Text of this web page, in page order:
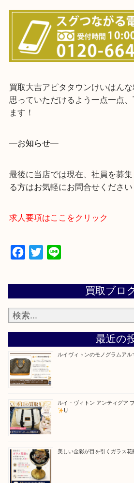
買取大吉アピタタウンけいは
ます！
—お知らせ—
最後に当店では現在、社員を
る方はお気軽にお問合せくだ
Facebook
Twitter